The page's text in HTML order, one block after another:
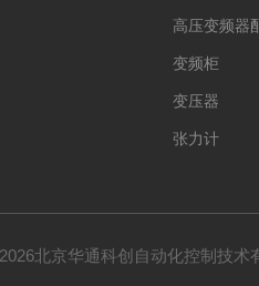
高压变频器
变频柜
变压器
张力计
位移传感器
力士乐 驱动
北京华通科创自动化控制技